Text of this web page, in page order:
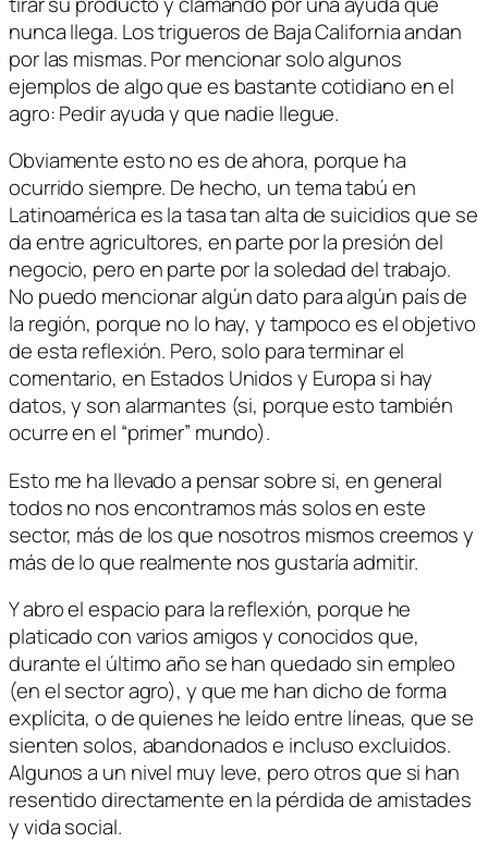
nunca llega. Los trigueros de Baja California andan
por las mismas. Por mencionar solo algunos
ejemplos de algo que es bastante cotidiano en el
agro: Pedir ayuda y que nadie llegue.
Obviamente esto no es de ahora, porque ha
ocurrido siempre. De hecho, un tema tabú en
Latinoamérica es la tasa tan alta de suicidios que se
da entre agricultores, en parte por la presión del
negocio, pero en parte por la soledad del trabajo.
No puedo mencionar algún dato para algún país de
la región, porque no lo hay, y tampoco es el objetivo
de esta reflexión. Pero, solo para terminar el
comentario, en Estados Unidos y Europa si hay
datos, y son alarmantes (si, porque esto también
ocurre en el “primer” mundo).
Esto me ha llevado a pensar sobre si, en general
todos no nos encontramos más solos en este
sector, más de los que nosotros mismos creemos y
más de lo que realmente nos gustaría admitir.
Y abro el espacio para la reflexión, porque he
platicado con varios amigos y conocidos que,
durante el último año se han quedado sin empleo
(en el sector agro), y que me han dicho de forma
explícita, o de quienes he leído entre líneas, que se
sienten solos, abandonados e incluso excluidos.
Algunos a un nivel muy leve, pero otros que si han
resentido directamente en la pérdida de amistades
y vida social.